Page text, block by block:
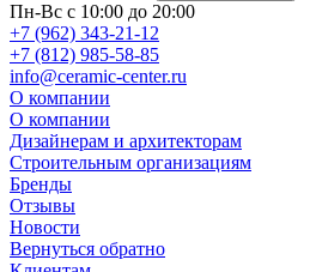
Пн-Вс с 10:00 до 20:00
+7 (962) 343-21-12
+7 (812) 985-58-85
info@ceramic-center.ru
О компании
О компании
Дизайнерам и архитекторам
Строительным организациям
Бренды
Отзывы
Новости
Вернуться обратно